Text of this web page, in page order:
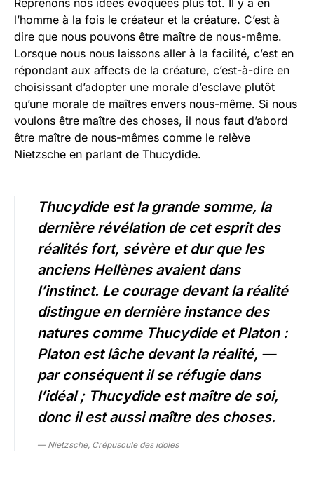
Reprenons nos idées évoquées plus tôt. Il y a en
l’homme à la fois le créateur et la créature. C’est à
dire que nous pouvons être maître de nous-même.
Lorsque nous nous laissons aller à la facilité, c’est en
répondant aux affects de la créature, c’est-à-dire en
choisissant d’adopter une morale d’esclave plutôt
qu’une morale de maîtres envers nous-même. Si nous
voulons être maître des choses, il nous faut d’abord
être maître de nous-mêmes comme le relève
Nietzsche en parlant de Thucydide.
Thucydide est la grande somme, la
dernière révélation de cet esprit des
réalités fort, sévère et dur que les
anciens Hellènes avaient dans
l’instinct. Le courage devant la réalité
distingue en dernière instance des
natures comme Thucydide et Platon :
Platon est lâche devant la réalité, —
par conséquent il se réfugie dans
l’idéal ; Thucydide est maître de soi,
donc il est aussi maître des choses.
— Nietzsche, Crépuscule des idoles